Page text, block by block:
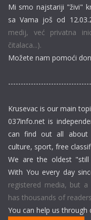
Mi smo najstariji "živi"
sa Vama još od
medij, već privatna
čitalaca...).
Možete nam pomoći
Krusevac is our main
037info.net is
can find out all about
culture, sport, free
We are the oldest
With You every day
registered media, but
has thousands of
You can help us through